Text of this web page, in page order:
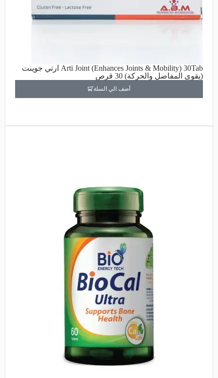
Arti Joint (Enhances Joints & Mobility) 30Tab ارتي جوينت
(يقوي المفاصل والحركة) 30 قرص
أضف الي السلة